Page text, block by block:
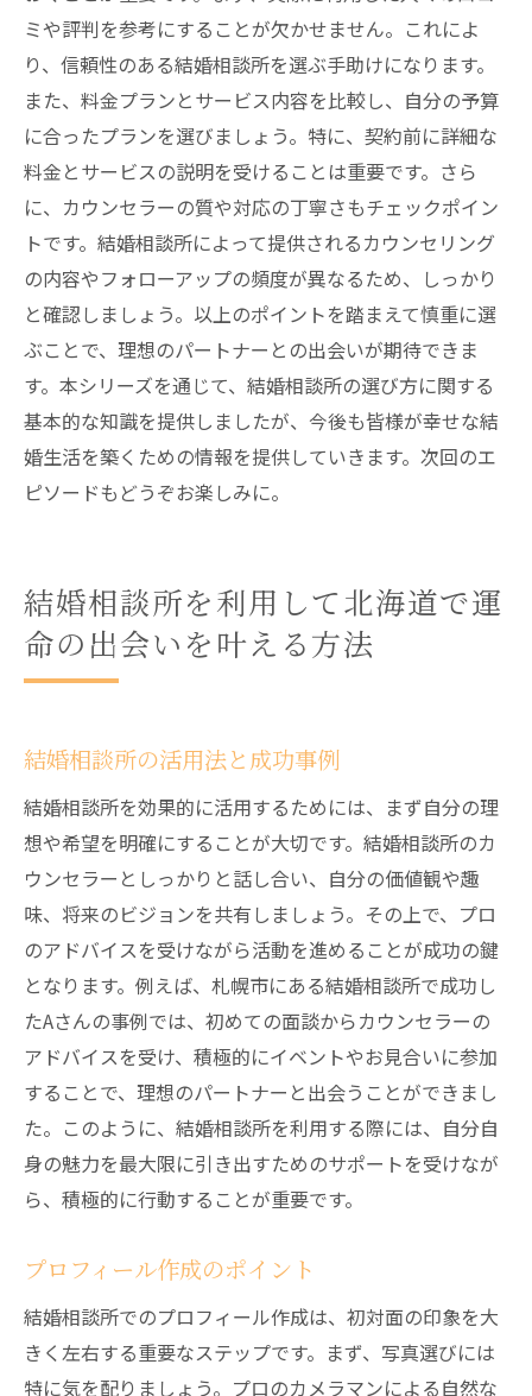
ミや評判を参考にすることが欠かせません。これによ
り、信頼性のある結婚相談所を選ぶ手助けになります。
また、料金プランとサービス内容を比較し、自分の予算
に合ったプランを選びましょう。特に、契約前に詳細な
料金とサービスの説明を受けることは重要です。さら
に、カウンセラーの質や対応の丁寧さもチェックポイン
トです。結婚相談所によって提供されるカウンセリング
の内容やフォローアップの頻度が異なるため、しっかり
と確認しましょう。以上のポイントを踏まえて慎重に選
ぶことで、理想のパートナーとの出会いが期待できま
す。本シリーズを通じて、結婚相談所の選び方に関する
基本的な知識を提供しましたが、今後も皆様が幸せな結
婚生活を築くための情報を提供していきます。次回のエ
ピソードもどうぞお楽しみに。
結婚相談所を利用して北海道で運
命の出会いを叶える方法
結婚相談所の活用法と成功事例
結婚相談所を効果的に活用するためには、まず自分の理
想や希望を明確にすることが大切です。結婚相談所のカ
ウンセラーとしっかりと話し合い、自分の価値観や趣
味、将来のビジョンを共有しましょう。その上で、プロ
のアドバイスを受けながら活動を進めることが成功の鍵
となります。例えば、札幌市にある結婚相談所で成功し
たAさんの事例では、初めての面談からカウンセラーの
アドバイスを受け、積極的にイベントやお見合いに参加
することで、理想のパートナーと出会うことができまし
た。このように、結婚相談所を利用する際には、自分自
身の魅力を最大限に引き出すためのサポートを受けなが
ら、積極的に行動することが重要です。
プロフィール作成のポイント
結婚相談所でのプロフィール作成は、初対面の印象を大
きく左右する重要なステップです。まず、写真選びには
特に気を配りましょう。プロのカメラマンによる自然な